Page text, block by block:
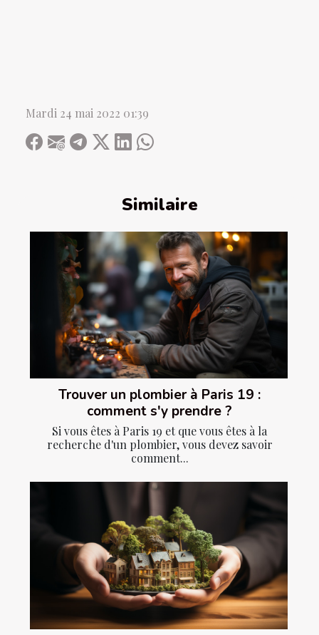
Similaire
Trouver un plombier à Paris 19 :
comment s'y prendre ?
Si vous êtes à Paris 19 et que vous êtes à la
recherche d'un plombier, vous devez savoir
comment...
Mardi 24 mai 2022 01:39